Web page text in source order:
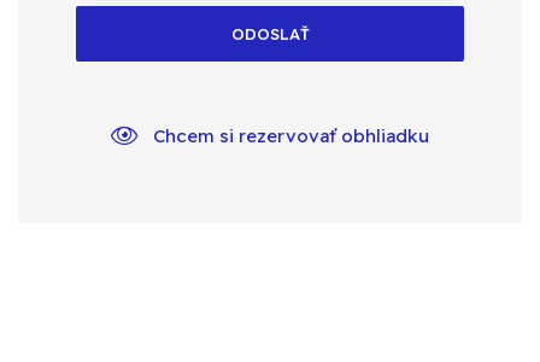
ODOSLAŤ
Chcem si rezervovať obhliadku